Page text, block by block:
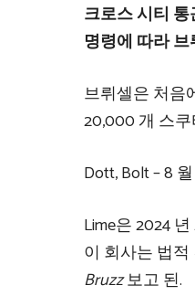
크로스 시티
명령에 따라
브뤼셀은 처음
20,000 개 스
Dott, Bolt – 8
Lime은 2024
이 회사는 법
Bruzz보고 된.